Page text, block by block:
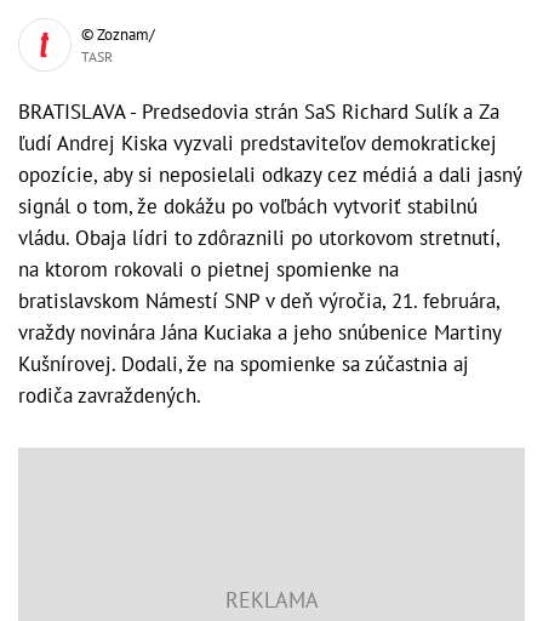
© Zoznam/
TASR
BRATISLAVA - Predsedovia strán SaS Richard Sulík a Za
ľudí Andrej Kiska vyzvali predstaviteľov demokratickej
opozície, aby si neposielali odkazy cez médiá a dali jasný
signál o tom, že dokážu po voľbách vytvoriť stabilnú
vládu. Obaja lídri to zdôraznili po utorkovom stretnutí,
na ktorom rokovali o pietnej spomienke na
bratislavskom Námestí SNP v deň výročia, 21. februára,
vraždy novinára Jána Kuciaka a jeho snúbenice Martiny
Kušnírovej. Dodali, že na spomienke sa zúčastnia aj
rodiča zavraždených.